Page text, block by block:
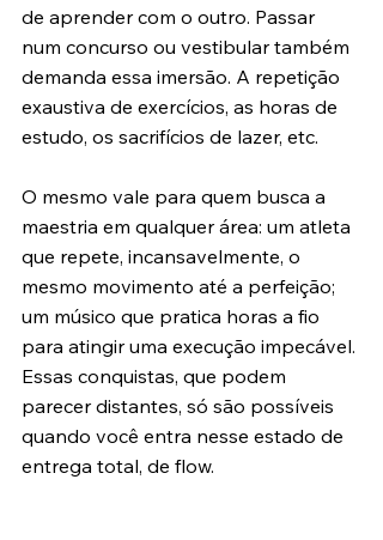
de aprender com o outro. Passar
num concurso ou vestibular também
demanda essa imersão. A repetição
exaustiva de exercícios, as horas de
estudo, os sacrifícios de lazer, etc.
O mesmo vale para quem busca a
maestria em qualquer área: um atleta
que repete, incansavelmente, o
mesmo movimento até a perfeição;
um músico que pratica horas a fio
para atingir uma execução impecável.
Essas conquistas, que podem
parecer distantes, só são possíveis
quando você entra nesse estado de
entrega total, de flow.